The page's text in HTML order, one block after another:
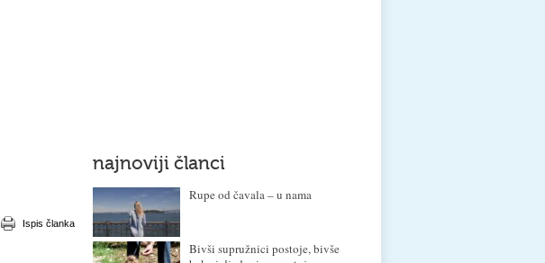
Ispis članka
najnoviji članci
Rupe od čavala – u nama
Bivši supružnici postoje, bivše